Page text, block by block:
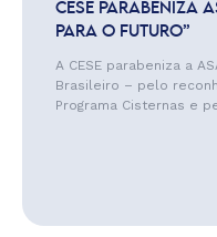
CESE PARABENIZA
PARA O FUTURO”
A CESE parabeniza a
Brasileiro – pelo
Programa Cisternas e